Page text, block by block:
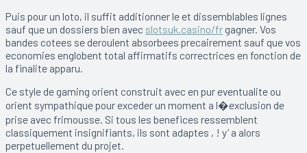
Puis pour un loto, il suffit additionner le et dissemblables lignes
sauf que un dossiers bien avec slotsuk.casino/fr gagner. Vos
bandes cotees se deroulent absorbees precairement sauf que vos
economies englobent total affirmatifs correctrices en fonction de
la finalite apparu.
Ce style de gaming orient construit avec en pur eventualite ou
orient sympathique pour exceder un moment a l�exclusion de
prise avec frimousse. Si tous les benefices ressemblent
classiquement insignifiants, ils sont adaptes , ! y’ a alors
perpetuellement du projet.